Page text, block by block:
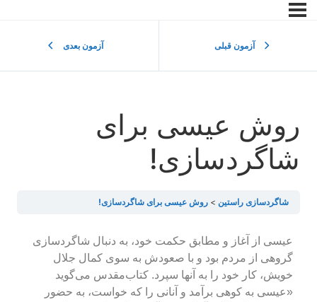
آزمون قبلی آزمون بعدی
روش عیسی برای
شاگردسازی!
شاگردسازی راستین روش عیسی برای شاگردسازی!
عیسی از آغاز و مطابق حکمت خود، به دنبال شاگردسازی
گروهی از مردم بود و با صعودش به سوی کمال جلال
خویش، کار خود را به آنها سپرد. کتاب‌مقدس می‌گوید
«عیسی به کوهی برآمد و آنانی را که خواست، به حضور